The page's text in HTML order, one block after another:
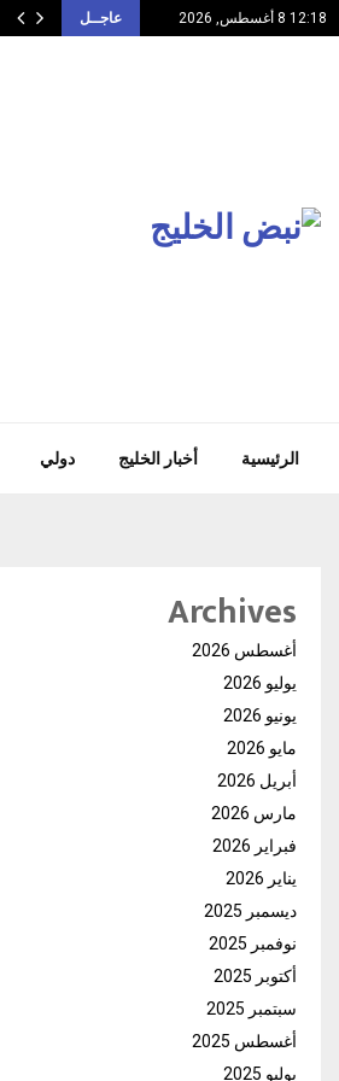
12:18 8 أغسطس, 2026 عاجــل
الرئيسية أخبار الخليج دولي
Archives
أغسطس 2026
يوليو 2026
يونيو 2026
مايو 2026
أبريل 2026
مارس 2026
فبراير 2026
يناير 2026
ديسمبر 2025
نوفمبر 2025
أكتوبر 2025
سبتمبر 2025
أغسطس 2025
يوليو 2025